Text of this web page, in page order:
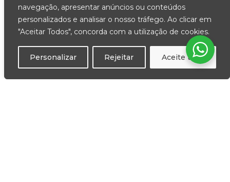
navegação, apresentar anúncios ou conteúdos
personalizados e analisar o nosso tráfego. Ao clicar em
"Aceitar Todos", concorda com a utilização de cookies.
Personalizar Rejeitar Aceite tudo